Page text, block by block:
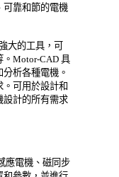
可靠和節的電機
大的工具，可
。Motor-CAD 具
析各種電機。
。可用於設計和
設計的所有需求
應電機、磁同步